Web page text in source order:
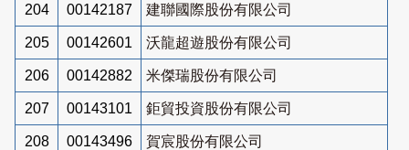
204 00142187 建聯國際股份有限公司
205 00142601 沃龍超遊股份有限公司
206 00142882 米傑瑞股份有限公司
207 00143101 鉅貿投資股份有限公司
208 00143496 賀宸股份有限公司